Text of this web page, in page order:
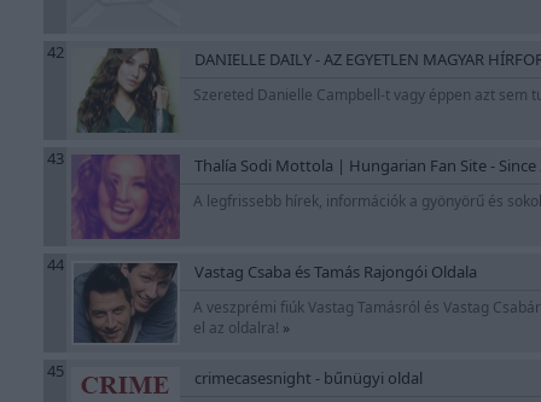
42 DANIELLE DAILY - AZ EGYETLEN MAGYAR
Szereted Danielle Campbell-t vagy éppen azt
43 Thalía Sodi Mottola | Hungarian Fan Site - Since
A legfrissebb hírek, információk a gyönyörű és
44 Vastag Csaba és Tamás Rajongói Oldala
A veszprémi fiúk Vastag Tamásról és Vastag
el az oldalra! »
45 crimecasesnight - bűnügyi oldal